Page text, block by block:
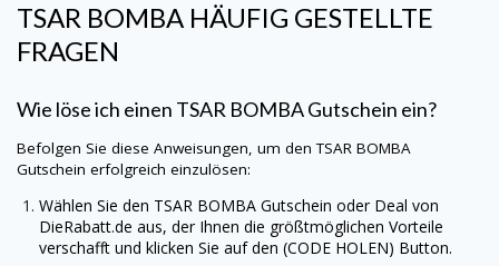
TSAR BOMBA HÄUFIG GESTELLTE
FRAGEN
Wie löse ich einen TSAR BOMBA Gutschein ein?
Befolgen Sie diese Anweisungen, um den TSAR BOMBA
Gutschein erfolgreich einzulösen:
Wählen Sie den TSAR BOMBA Gutschein oder Deal von
DieRabatt.de aus, der Ihnen die größtmöglichen Vorteile
verschafft und klicken Sie auf den (CODE HOLEN) Button.